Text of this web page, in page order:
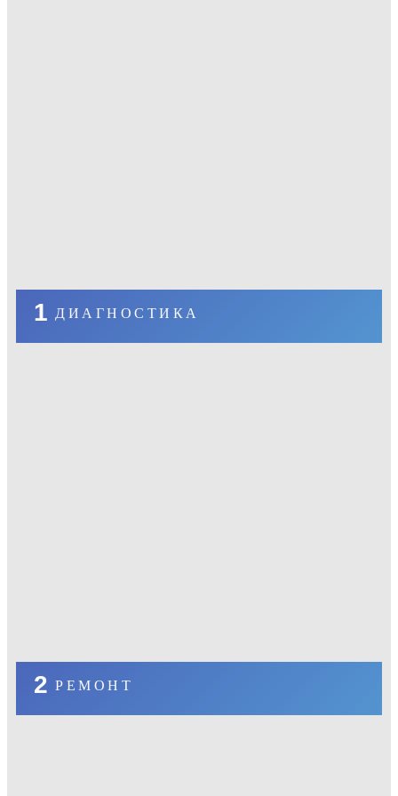
1 ДИАГНОСТИКА
2 РЕМОНТ